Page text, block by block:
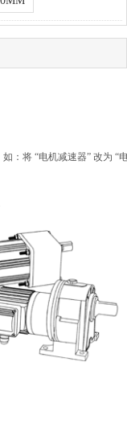
：将 “电机减速器” 改为 “